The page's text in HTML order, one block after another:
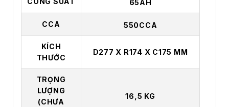
65AH
CCA 550CCA
KÍCH
THƯỚC
D277 X R174 X C175 MM
TRỌNG
LƯỢNG
(CHƯA
16,5 KG